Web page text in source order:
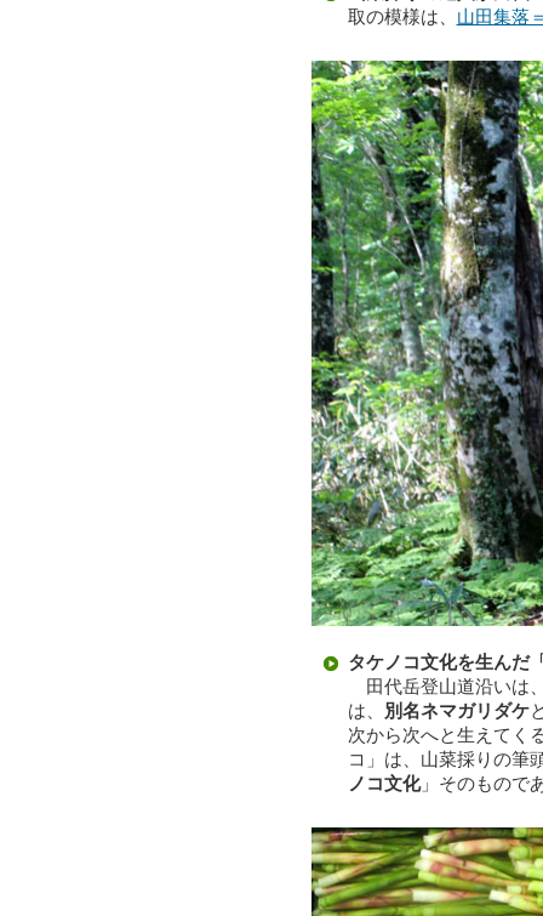
取の模様は、 山田集落
タケノコ文化を生んだ
田代岳登山道沿いは
は、 別名ネマガリダケ
次から次へと生えてく
コ」は、山菜採りの筆
ノコ文化」そのもので